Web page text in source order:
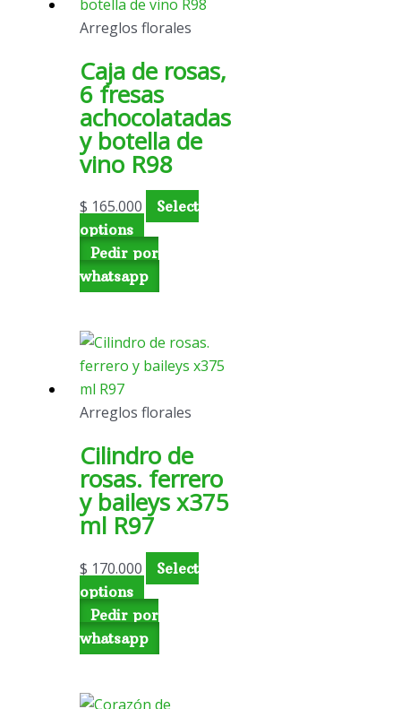
Arreglos florales
Caja de rosas,
6 fresas
achocolatadas
y botella de
vino R98
$ 165.000
Select
options
Pedir por
whatsapp
Arreglos florales
Cilindro de
rosas. ferrero
y baileys x375
ml R97
$ 170.000
Select
options
Pedir por
whatsapp